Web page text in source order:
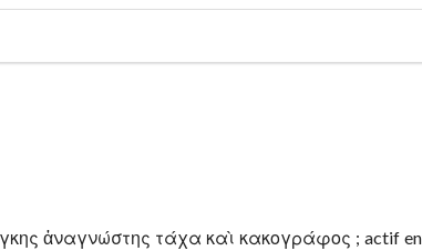
ἀναγνώστης τάχα καὶ κακογράφος ; actif